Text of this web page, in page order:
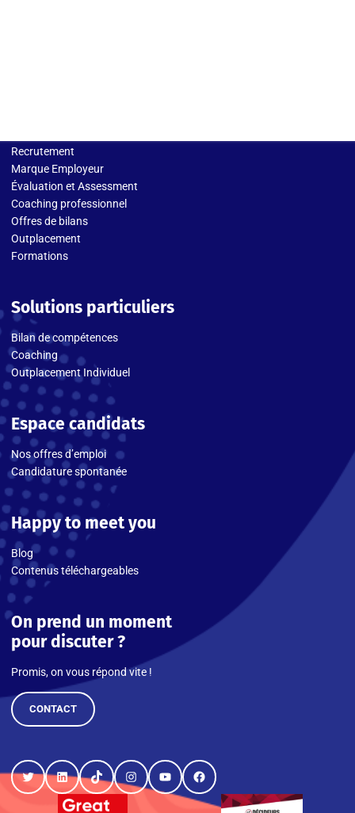
Recrutement
Marque Employeur
Évaluation et Assessment
Coaching professionnel
Offres de bilans
Outplacement
Formations
Solutions particuliers
Bilan de compétences
Coaching
Outplacement Individuel
Espace candidats
Nos offres d’emploi
Candidature spontanée
Happy to meet you
Blog
Contenus téléchargeables
On prend un moment
pour discuter ?
Promis, on vous répond vite !
CONTACT
TwitterLinkedInTikTokInstagram
YouTubeFacebook